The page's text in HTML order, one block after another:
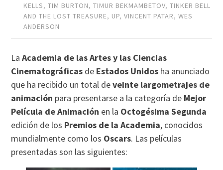
KELLS,TIM BURTON,TIMUR BEKMAMBETOV,TINKER BELL
AND THE LOST TREASURE, UP,VINCENT PATAR,WES
ANDERSON
LaAcademia de las Artes y las Ciencias
Cinematográficas de Estados Unidos ha anunciado
que ha recibido un total deveinte largometrajes de
animación para presentarse a la categoría de Mejor
Película de Animación en la Octogésima Segunda
edición de los Premios de la Academia, conocidos
mundialmente como los Oscars. Las películas
presentadas son las siguientes: